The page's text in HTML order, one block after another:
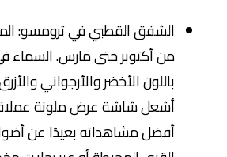
الشفق القطبي في ترومسو:
من أكتوبر حتى مارس.
باللون الأخضر والأرجواني
أشعل شاشة عرض ملونة
أفضل مشاهداته بعيدًا عن